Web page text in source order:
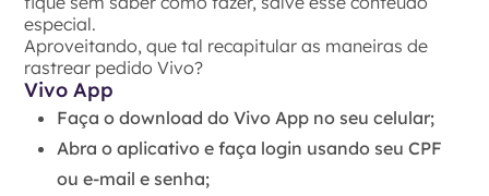
especial.
Aproveitando, que tal recapitular as maneiras de
rastrear pedido Vivo?
Vivo App
Faça o download do Vivo App no seu celular;
Abra o aplicativo e faça login usando seu CPF
ou e-mail e senha;